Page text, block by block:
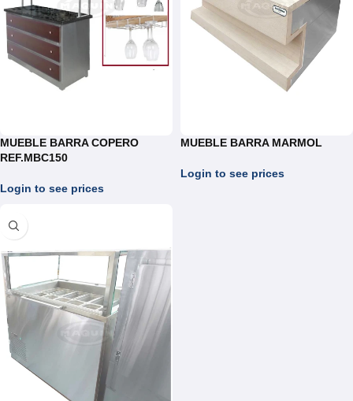
MUEBLE BARRA COPERO
REF.MBC150
Login to see prices
MUEBLE BARRA MARMOL
Login to see prices